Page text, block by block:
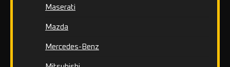
Maserati
Mazda
Mercedes-Benz